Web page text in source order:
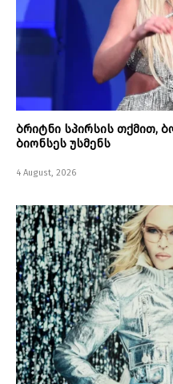
ბრიტნი სპირსის
ბიონსეს უსმენს
4 August, 2026